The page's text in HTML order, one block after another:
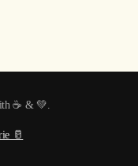
☕ & 💚.
🥛